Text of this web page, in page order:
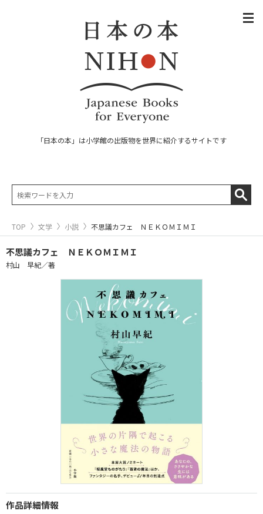
「日本の本」は小学館の出版物を世界に紹介するサイトです
TOP 文学 小説 不思議カフェ ＮＥＫＯＭＩＭＩ
不思議カフェ ＮＥＫＯＭＩＭＩ
村山 早紀／著
作品詳細情報